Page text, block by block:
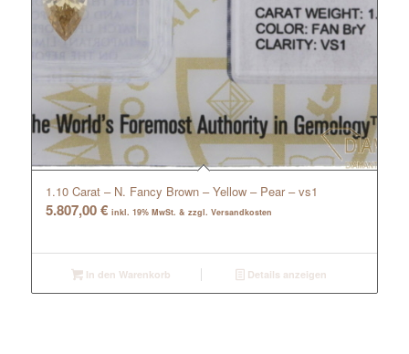
1.10 Carat – N. Fancy Brown – Yellow – Pear – vs1
5.807,00€ inkl. 19% MwSt. & zzgl. Versandkosten
In den Warenkorb Details anzeigen